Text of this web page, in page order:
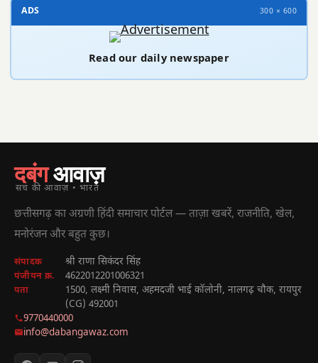
ADS 300 × 600
Read our daily newspaper
दबंगआवाज़
सच की आवाज़ • भारत
छत्तीसगढ़ का अग्रणी हिंदी समाचार पोर्टल — ताज़ा खबरें, राजनीति, खेल,
मनोरंजन और बहुत कुछ।
संपादक श्री राणा सिकंदर सिंह
पंजीयन क्र. 4622012201006321
पता
1500, लक्ष्मी निवास, अहमदजी भाई कॉलोनी, नालगढ़ चौक, रायपुर
(CG) 492001
9770440000
info@dabangawaz.com